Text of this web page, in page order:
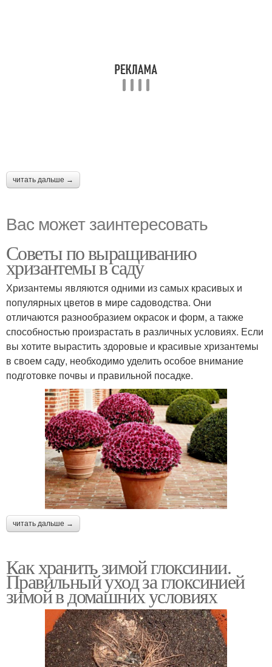
читать дальше →
Вас может заинтересовать
Советы по выращиванию
хризантемы в саду
Хризантемы являются одними из самых красивых и
популярных цветов в мире садоводства. Они
отличаются разнообразием окрасок и форм, а также
способностью произрастать в различных условиях. Если
вы хотите вырастить здоровые и красивые хризантемы
в своем саду, необходимо уделить особое внимание
подготовке почвы и правильной посадке.
читать дальше →
Как хранить зимой глоксинии.
Правильный уход за глоксинией
зимой в домашних условиях